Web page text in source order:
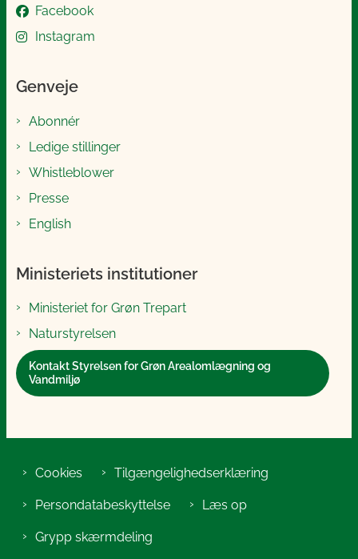
Facebook
Instagram
Genveje
Abonnér
Ledige stillinger
Whistleblower
Presse
English
Ministeriets institutioner
Ministeriet for Grøn Trepart
Naturstyrelsen
Kontakt Styrelsen for Grøn Arealomlægning og
Vandmiljø
Cookies Tilgængelighedserklæring
Persondatabeskyttelse Læs op
Grypp skærmdeling